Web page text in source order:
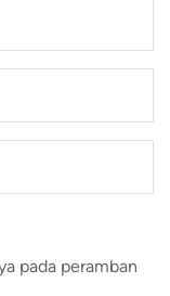
pada peramban